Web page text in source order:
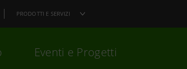
PRODOTTI E SERVIZI
Eventi e Progetti